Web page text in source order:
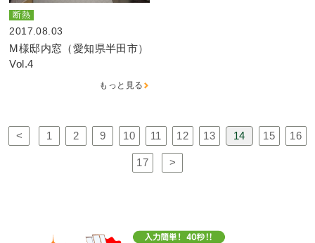
断熱
2017.08.03
M様邸内窓（愛知県半田市）
Vol.4
もっと見る
< 1 2 9 10 11 12 13 14 15 16
17 >